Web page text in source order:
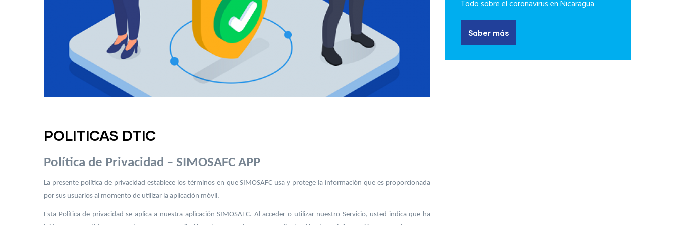
POLITICAS DTIC
Política de Privacidad – SIMOSAFC APP
La presente política de privacidad establece los términos en que SIMOSAFC usa y protege la información que es proporcionada
por sus usuarios al momento de utilizar la aplicación móvil.
Esta Política de privacidad se aplica a nuestra aplicación SIMOSAFC. Al acceder o utilizar nuestro Servicio, usted indica que ha
Todo sobre el coronavirus en Nicaragua
Saber más